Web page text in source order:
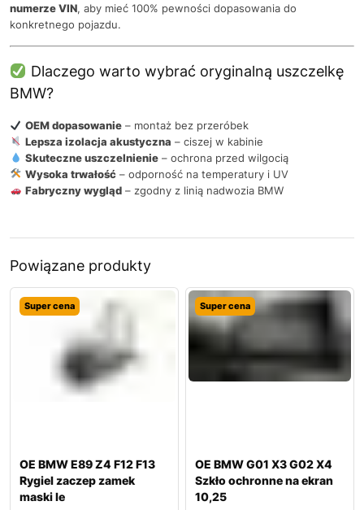
numerze VIN, aby mieć 100% pewności dopasowania do
konkretnego pojazdu.
Dlaczego warto wybrać oryginalną uszczelkę
BMW?
OEM dopasowanie– montaż bez przeróbek
Lepsza izolacja akustyczna – ciszej w kabinie
Skuteczne uszczelnienie– ochrona przed wilgocią
Wysoka trwałość– odporność na temperatury i UV
Fabryczny wygląd– zgodny z linią nadwozia BMW
Powiązane produkty
Super cena
OE BMW E89 Z4 F12 F13
Rygiel zaczep zamek
maski le
Super cena
OE BMW G01 X3 G02 X4
Szkło ochronne na ekran
10,25